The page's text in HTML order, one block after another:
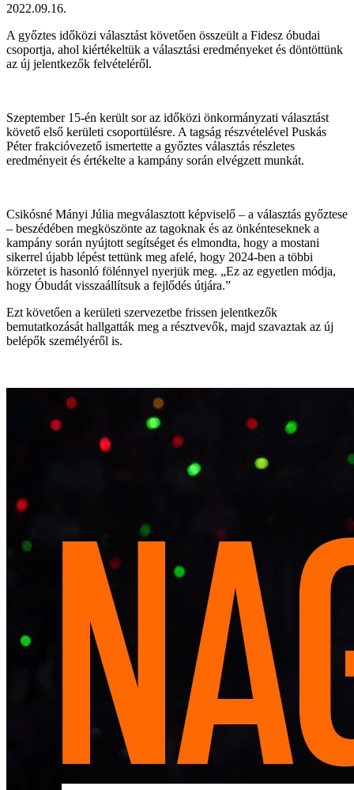
2022.09.16.
A győztes időközi választást követően összeült a Fidesz óbudai
csoportja, ahol kiértékeltük a választási eredményeket és döntöttünk
az új jelentkezők felvételéről.
Szeptember 15-én került sor az időközi önkormányzati választást
követő első kerületi csoportülésre. A tagság részvételével Puskás
Péter frakcióvezető ismertette a győztes választás részletes
eredményeit és értékelte a kampány során elvégzett munkát.
Csikósné Mányi Júlia megválasztott képviselő – a választás győztese
– beszédében megköszönte az tagoknak és az önkénteseknek a
kampány során nyújtott segítséget és elmondta, hogy a mostani
sikerrel újabb lépést tettünk meg afelé, hogy 2024-ben a többi
körzetet is hasonló fölénnyel nyerjük meg. „Ez az egyetlen módja,
hogy Óbudát visszaállítsuk a fejlődés útjára.”
Ezt követően a kerületi szervezetbe frissen jelentkezők
bemutatkozását hallgatták meg a résztvevők, majd szavaztak az új
belépők személyéről is.